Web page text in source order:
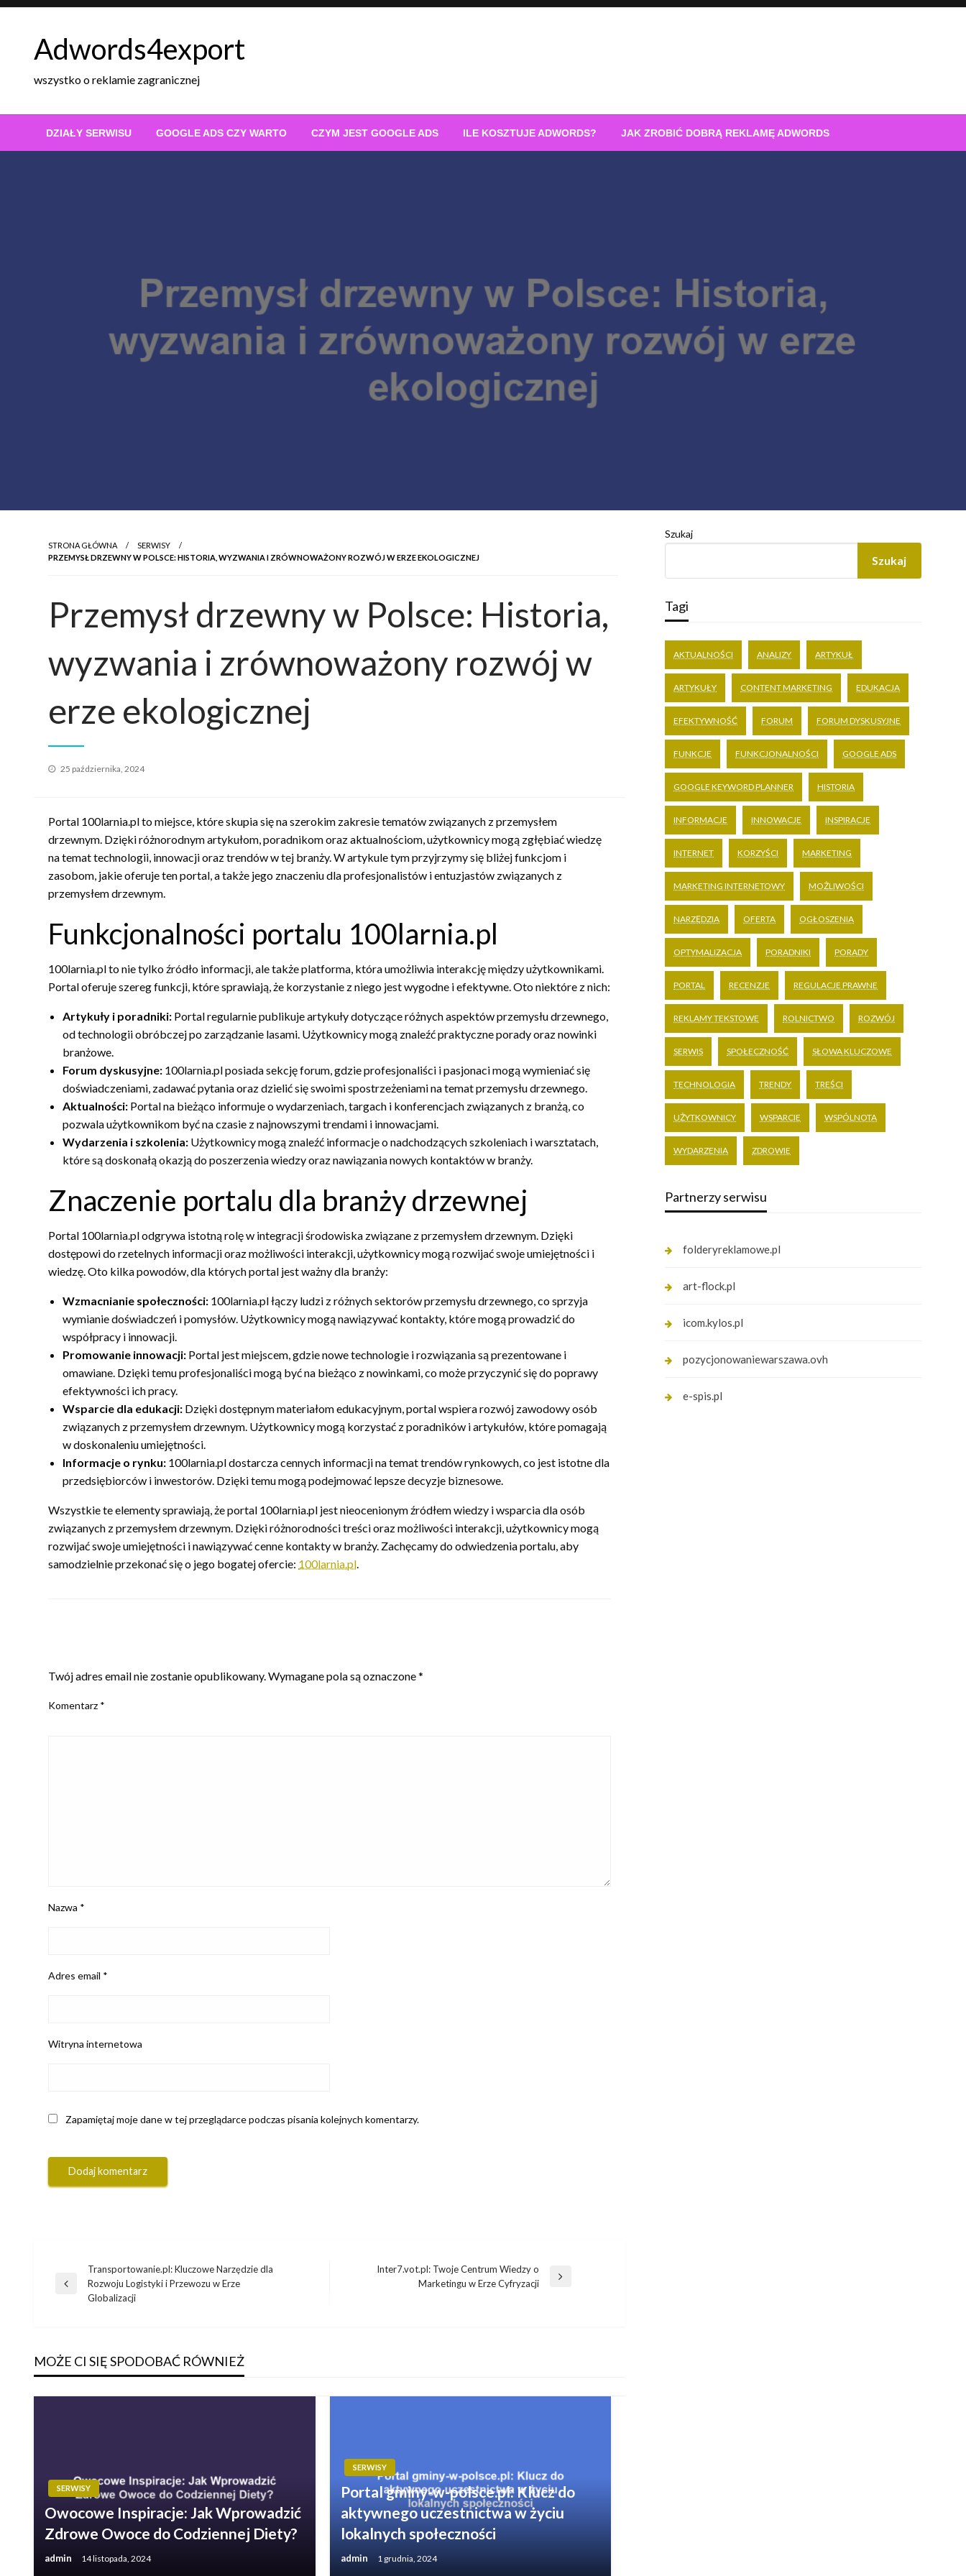
Skip
Adwords4export
wszystko o reklamie zagranicznej
DZIAŁY SERWISU GOOGLE ADS CZY WARTO CZYM JEST GOOGLE ADS ILE KOSZTUJE ADWORDS? JAK ZROBIĆ DOBRĄ REKLAMĘ ADWORDS
STRONA GŁÓWNA
SERWISY
PRZEMYSŁ DRZEWNY W POLSCE: HISTORIA, WYZWANIA I ZRÓWNOWAŻONY ROZWÓJ W ERZE EKOLOGICZNEJ
Przemysł drzewny w Polsce: Historia,
wyzwania i zrównoważony rozwój w
erze ekologicznej
Opublikowane
25 października, 2024
Portal 100larnia.pl to miejsce, które skupia się na szerokim zakresie tematów związanych z przemysłem
drzewnym. Dzięki różnorodnym artykułom, poradnikom oraz aktualnościom, użytkownicy mogą zgłębiać wiedzę
na temat technologii, innowacji oraz trendów w tej branży. W artykule tym przyjrzymy się bliżej funkcjom i
zasobom, jakie oferuje ten portal, a także jego znaczeniu dla profesjonalistów i entuzjastów związanych z
przemysłem drzewnym.
Funkcjonalności portalu 100larnia.pl
100larnia.pl to nie tylko źródło informacji, ale także platforma, która umożliwia interakcję między użytkownikami.
Portal oferuje szereg funkcji, które sprawiają, że korzystanie z niego jest wygodne i efektywne. Oto niektóre z nich:
Artykuły i poradniki: Portal regularnie publikuje artykuły dotyczące różnych aspektów przemysłu drzewnego,
od technologii obróbczej po zarządzanie lasami. Użytkownicy mogą znaleźć praktyczne porady oraz nowinki
branżowe.
Forum dyskusyjne: 100larnia.pl posiada sekcję forum, gdzie profesjonaliści i pasjonaci mogą wymieniać się
doświadczeniami, zadawać pytania oraz dzielić się swoimi spostrzeżeniami na temat przemysłu drzewnego.
Aktualności: Portal na bieżąco informuje o wydarzeniach, targach i konferencjach związanych z branżą, co
pozwala użytkownikom być na czasie z najnowszymi trendami i innowacjami.
Wydarzenia i szkolenia: Użytkownicy mogą znaleźć informacje o nadchodzących szkoleniach i warsztatach,
które są doskonałą okazją do poszerzenia wiedzy oraz nawiązania nowych kontaktów w branży.
Znaczenie portalu dla branży drzewnej
Portal 100larnia.pl odgrywa istotną rolę w integracji środowiska związane z przemysłem drzewnym. Dzięki
dostępowi do rzetelnych informacji oraz możliwości interakcji, użytkownicy mogą rozwijać swoje umiejętności i
wiedzę. Oto kilka powodów, dla których portal jest ważny dla branży:
Wzmacnianie społeczności: 100larnia.pl łączy ludzi z różnych sektorów przemysłu drzewnego, co sprzyja
wymianie doświadczeń i pomysłów. Użytkownicy mogą nawiązywać kontakty, które mogą prowadzić do
współpracy i innowacji.
Promowanie innowacji: Portal jest miejscem, gdzie nowe technologie i rozwiązania są prezentowane i
omawiane. Dzięki temu profesjonaliści mogą być na bieżąco z nowinkami, co może przyczynić się do poprawy
efektywności ich pracy.
Wsparcie dla edukacji: Dzięki dostępnym materiałom edukacyjnym, portal wspiera rozwój zawodowy osób
związanych z przemysłem drzewnym. Użytkownicy mogą korzystać z poradników i artykułów, które pomagają
w doskonaleniu umiejętności.
Informacje o rynku: 100larnia.pl dostarcza cennych informacji na temat trendów rynkowych, co jest istotne dla
przedsiębiorców i inwestorów. Dzięki temu mogą podejmować lepsze decyzje biznesowe.
Wszystkie te elementy sprawiają, że portal 100larnia.pl jest nieocenionym źródłem wiedzy i wsparcia dla osób
związanych z przemysłem drzewnym. Dzięki różnorodności treści oraz możliwości interakcji, użytkownicy mogą
rozwijać swoje umiejętności i nawiązywać cenne kontakty w branży. Zachęcamy do odwiedzenia portalu, aby
samodzielnie przekonać się o jego bogatej ofercie: 100larnia.pl.
Twój adres email nie zostanie opublikowany.Wymagane pola są oznaczone*
Komentarz *
Nazwa *
Adres email *
Witryna internetowa
Zapamiętaj moje dane w tej przeglądarce podczas pisania kolejnych komentarzy.
Nawigacja
Poprzedni
Transportowanie.pl: Kluczowe Narzędzie dla
Rozwoju Logistyki i Przewozu w Erze
Globalizacji
Inter7.vot.pl: Twoje Centrum Wiedzy o
Marketingu w Erze Cyfryzacji
MOŻE CI SIĘ SPODOBAĆ RÓWNIEŻ
SERWISY
Owocowe Inspiracje: Jak Wprowadzić
Zdrowe Owoce do Codziennej Diety?
admin 14 listopada, 2024
SERWISY
Portal gminy-w-polsce.pl: Klucz do
aktywnego uczestnictwa w życiu
lokalnych społeczności
admin 1 grudnia, 2024
Szukaj
Szukaj
Tagi
AKTUALNOŚCI ANALIZY ARTYKUŁ
ARTYKUŁY CONTENT MARKETING EDUKACJA
EFEKTYWNOŚĆ FORUM FORUM DYSKUSYJNE
FUNKCJE FUNKCJONALNOŚCI GOOGLE ADS
GOOGLE KEYWORD PLANNER HISTORIA
INFORMACJE INNOWACJE INSPIRACJE
INTERNET KORZYŚCI MARKETING
MARKETING INTERNETOWY MOŻLIWOŚCI
NARZĘDZIA OFERTA OGŁOSZENIA
OPTYMALIZACJA PORADNIKI PORADY
PORTAL RECENZJE REGULACJE PRAWNE
REKLAMY TEKSTOWE ROLNICTWO ROZWÓJ
SERWIS SPOŁECZNOŚĆ SŁOWA KLUCZOWE
TECHNOLOGIA TRENDY TREŚCI
UŻYTKOWNICY WSPARCIE WSPÓLNOTA
WYDARZENIA ZDROWIE
Partnerzy serwisu
folderyreklamowe.pl
art-flock.pl
icom.kylos.pl
pozycjonowaniewarszawa.ovh
e-spis.pl